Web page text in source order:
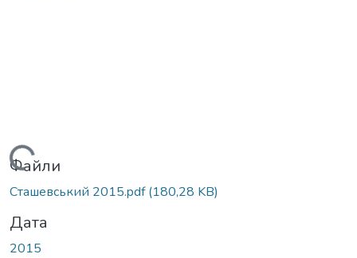
Вантажиться...
Файли
Сташевський 2015.pdf(180,28 KB)
Дата
2015